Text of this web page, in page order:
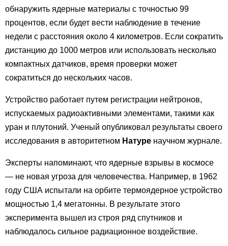
обнаружить ядерные материалы с точностью 99
процентов, если будет вести наблюдение в течение
недели с расстояния около 4 километров. Если сократить
дистанцию до 1000 метров или использовать несколько
компактных датчиков, время проверки может
сократиться до нескольких часов.
Устройство работает путем регистрации нейтронов,
испускаемых радиоактивными элементами, такими как
уран и плутоний. Ученый опубликовал результаты своего
исследования в авторитетном Натуре научном журнале.
Эксперты напоминают, что ядерные взрывы в космосе
— не новая угроза для человечества. Например, в 1962
году США испытали на орбите термоядерное устройство
мощностью 1,4 мегатонны. В результате этого
эксперимента вышел из строя ряд спутников и
наблюдалось сильное радиационное воздействие.